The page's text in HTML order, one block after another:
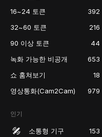
16~24 토큰
392
32~60 토큰
216
90 이상 토큰
44
녹화 가능한 비공개
653
쇼 훔쳐보기
18
영상통화(Cam2Cam)
979
인기
소통형 기구
153